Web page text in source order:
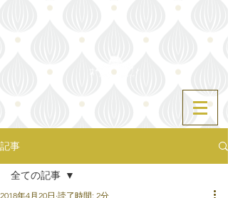
記事
全ての記事
2018年4月20日 読了時間: 2分